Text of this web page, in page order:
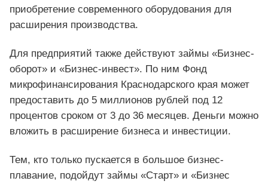
приобретение современного оборудования для
расширения производства.
Для предприятий также действуют займы «Бизнес-
оборот» и «Бизнес-инвест». По ним Фонд
микрофинансирования Краснодарского края может
предоставить до 5 миллионов рублей под 12
процентов сроком от 3 до 36 месяцев. Деньги можно
вложить в расширение бизнеса и инвестиции.
Тем, кто только пускается в большое бизнес-
плавание, подойдут займы «Старт» и «Бизнес